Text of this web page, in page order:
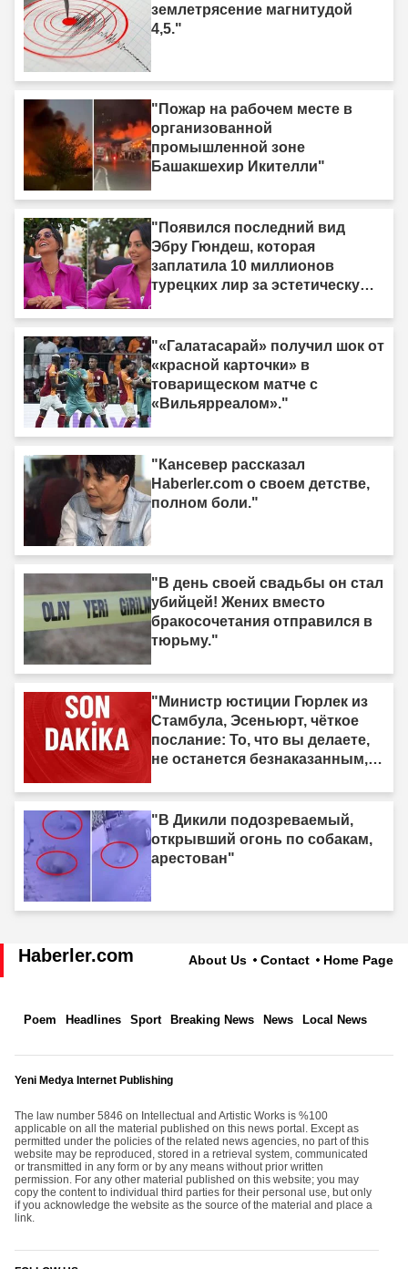
землетрясение магнитудой
4,5."
"Пожар на рабочем месте в
организованной
промышленной зоне
Башакшехир Икителли"
"Появился последний вид
Эбру Гюндеш, которая
заплатила 10 миллионов
турецких лир за эстетическую
"«Галатасарай» получил шок от
«красной карточки» в
товарищеском матче с
«Вильярреалом»."
"Кансевер рассказал
Haberler.com о своем детстве,
полном боли."
"В день своей свадьбы он стал
убийцей! Жених вместо
бракосочетания отправился в
тюрьму."
"Министр юстиции Гюрлек из
Стамбула, Эсеньюрт, чёткое
послание: То, что вы делаете,
не останется безнаказанным,
"В Дикили подозреваемый,
открывший огонь по собакам,
арестован"
Haberler.com About Us Contact Home Page
Poem Headlines Sport Breaking News News Local News
Yeni Medya Internet Publishing
The law number 5846 on Intellectual and Artistic Works is %100
applicable on all the material published on this news portal. Except as
permitted under the policies of the related news agencies, no part of this
website may be reproduced, stored in a retrieval system, communicated
or transmitted in any form or by any means without prior written
permission. For any other material published on this website; you may
copy the content to individual third parties for their personal use, but only
if you acknowledge the website as the source of the material and place a
link.